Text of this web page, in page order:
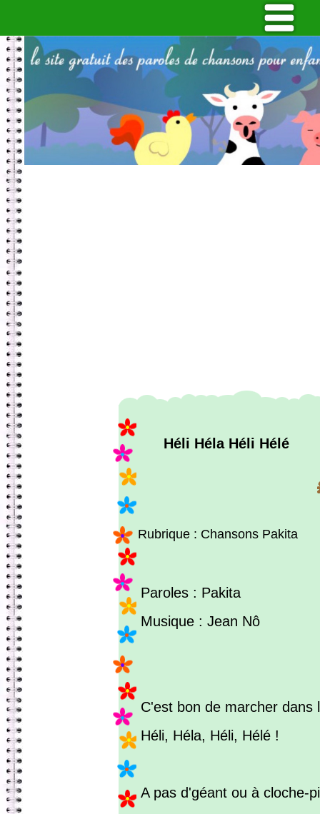
Héli Héla Héli Hélé
Rubrique : Chansons Pakita
Paroles : Pakita
Musique : Jean Nô
C'est bon de marcher dans
Héli, Héla, Héli, Hélé !
A pas d'géant ou à cloche-